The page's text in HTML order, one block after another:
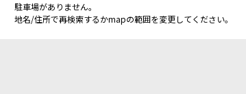
駐車場がありません。
地名/住所で再検索するかmapの範囲を変更してください。